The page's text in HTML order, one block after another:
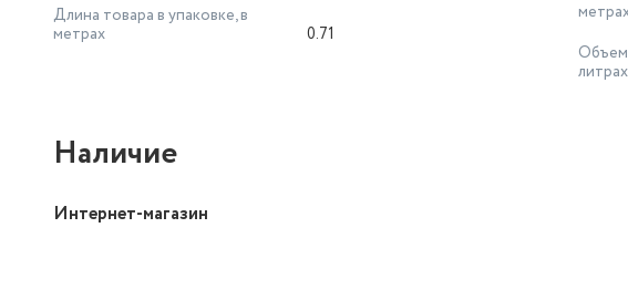
Длина товара в упаковке, в
метрах
0.71
Объем
литрах
Наличие
Интернет-магазин